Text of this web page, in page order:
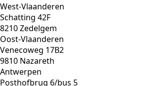
West-Vlaanderen
Schatting 42F
8210 Zedelgem
Oost-Vlaanderen
Venecoweg 17B2
9810 Nazareth
Antwerpen
Posthofbrug 6/bus 5